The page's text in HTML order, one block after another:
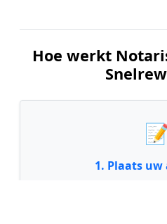
Hoe werkt
1. Plaats